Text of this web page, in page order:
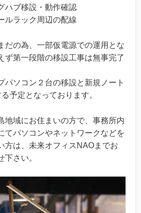
ハブ移設・動作確認
ルラック周辺の配線
だの為、一部仮電源での運用とな
ず第一段階の移設工事は無事完了
パソコン２台の移設と新規ノート
予定となっております。
地域にお住まいの方で、事務所内
てパソコンやネットワークなどを
方は、未来オフィスNAOまでお
下さい。